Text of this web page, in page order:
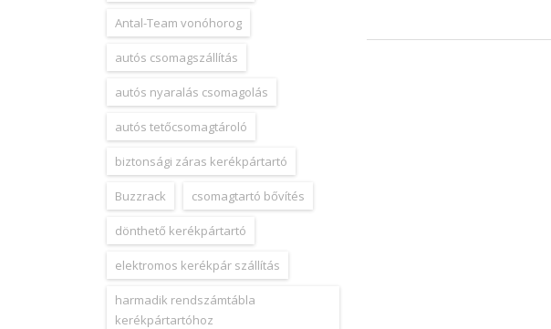
Antal-Team vonóhorog
autós csomagszállítás
autós nyaralás csomagolás
autós tetőcsomagtároló
biztonsági záras kerékpártartó
Buzzrack csomagtartó bővítés
dönthető kerékpártartó
elektromos kerékpár szállítás
harmadik rendszámtábla
kerékpártartóhoz